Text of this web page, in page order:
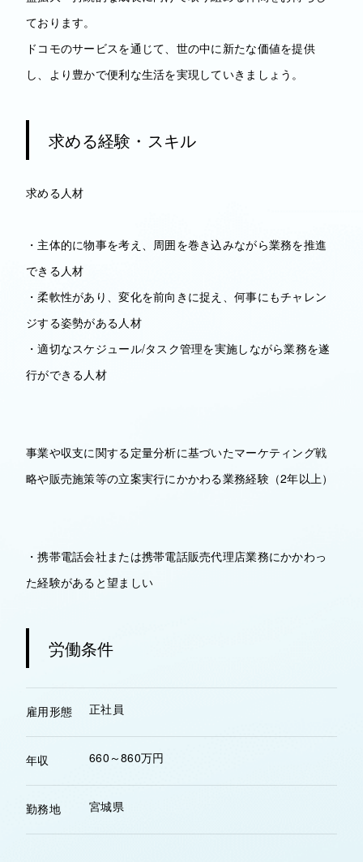
ております。
ドコモのサービスを通じて、世の中に新たな価値を提供
し、より豊かで便利な生活を実現していきましょう。
求める経験・スキル
求める人材
・主体的に物事を考え、周囲を巻き込みながら業務を推進
できる人材
・柔軟性があり、変化を前向きに捉え、何事にもチャレン
ジする姿勢がある人材
・適切なスケジュール/タスク管理を実施しながら業務を遂
行ができる人材
事業や収支に関する定量分析に基づいたマーケティング戦
略や販売施策等の立案実行にかかわる業務経験（2年以上）
・携帯電話会社または携帯電話販売代理店業務にかかわっ
た経験があると望ましい
労働条件
雇用形態 正社員
年収 660～860万円
勤務地 宮城県